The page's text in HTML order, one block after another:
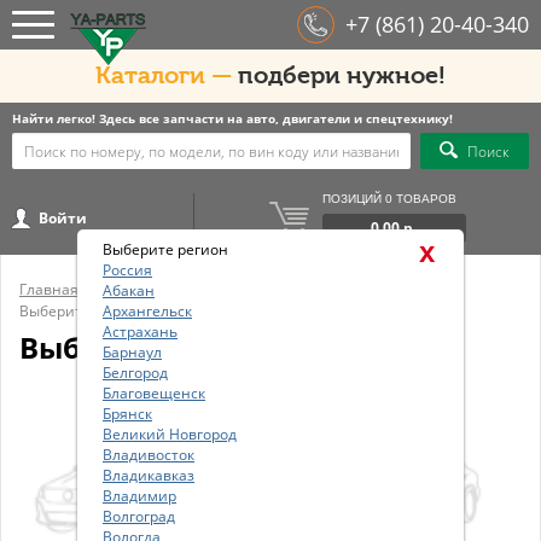
+7 (861) 20-40-340
Каталоги — подбери нужное!
Найти легко! Здесь все запчасти на авто, двигатели и спецтехнику!
Поиск
Войти
ПОЗИЦИЙ 0 ТОВАРОВ
0.00 р.
Главная Общий каталог
Выберите модель
Выберите модель RENAULT
x
Выберите регион
Россия
Абакан
Архангельск
Астрахань
Барнаул
Белгород
Благовещенск
Брянск
Великий Новгород
Владивосток
Владикавказ
Владимир
Волгоград
Вологда